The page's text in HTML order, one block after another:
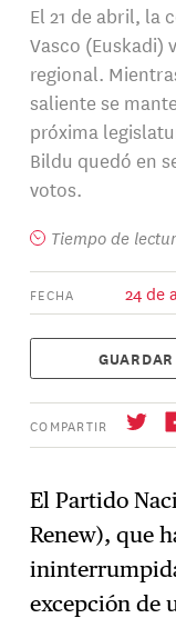
El 21 de abril, la
Vasco (Euskadi)
regional.
saliente se
próxima
Bildu quedó en
votos.
Tiempo de
FECHA 24 de
GUARDAR
COMPARTIR
→ Suscríbase
El Partido
Renew), que
excepción de